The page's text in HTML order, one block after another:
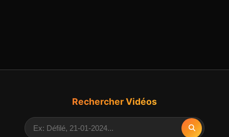
Rechercher Vidéos